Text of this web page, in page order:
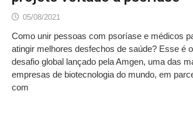
05/08/2021
Como unir pessoas com psoríase e médicos
atingir melhores desfechos de saúde? Esse é o
desafio global lançado pela Amgen, uma das
empresas de biotecnologia do mundo, em
com